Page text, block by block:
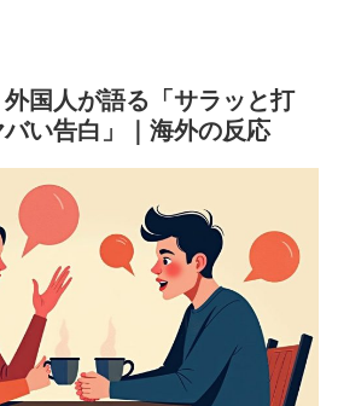
外国人が語る「サラッと打
い告白」｜海外の反応